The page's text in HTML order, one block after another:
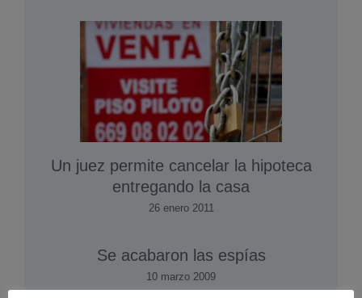
Un juez permite cancelar la hipoteca
entregando la casa
26 enero 2011
Se acabaron las espí­as
10 marzo 2009